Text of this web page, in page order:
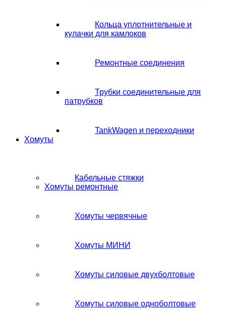
Кольца уплотнительные и
кулачки для камлоков
Ремонтные соединения
Трубки соединительные для
патрубков
TankWagen и переходники
Хомуты
Кабельные стяжки
Хомуты ремонтные
Хомуты червячные
Хомуты МИНИ
Хомуты силовые двухболтовые
Хомуты силовые одноболтовые